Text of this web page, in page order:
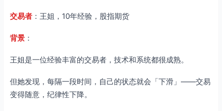
交易者 ：王姐，10年经验，股指期货
背景 ：
王姐是一位经验丰富的交易者，技术和系统都很成熟。
但她发现，每隔一段时间，自己的状态就会「下滑」——交易
变得随意，纪律性下降。